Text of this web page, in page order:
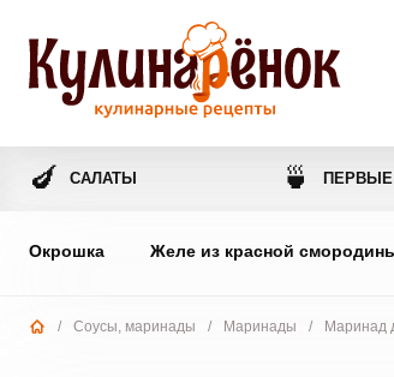
🍆 САЛАТЫ 🍵
Окрошка Желе из красной
/ Соусы, маринады / Маринады / Маринад